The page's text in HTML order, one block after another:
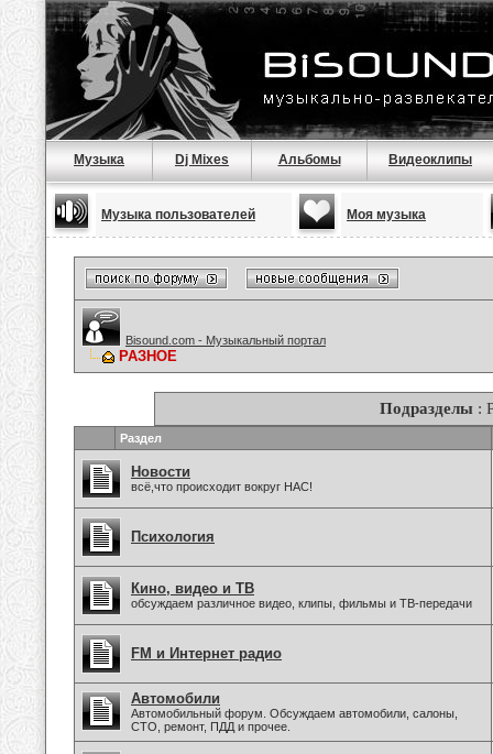
Музыка Dj Mixes Альбомы Видеоклипы
Музыка пользователей Моя музыка
Bisound.com - Музыкальный портал
РАЗНОЕ
Подразделы :
Раздел
Новости
всё,что происходит вокруг НАС!
Психология
Кино, видео и ТВ
обсуждаем различное видео, клипы, фильмы и ТВ-передачи
FM и Интернет радио
Автомобили
Автомобильный форум. Обсуждаем автомобили, салоны,
СТО, ремонт, ПДД и прочее.